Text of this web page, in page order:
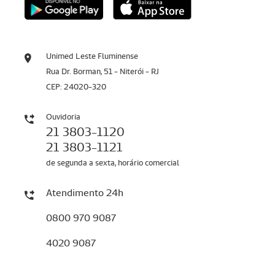
Unimed Leste Fluminense
Rua Dr. Borman, 51 - Niterói - RJ
CEP: 24020-320
Ouvidoria
21 3803-1120
21 3803-1121
de segunda a sexta, horário comercial
Atendimento 24h
0800 970 9087
4020 9087